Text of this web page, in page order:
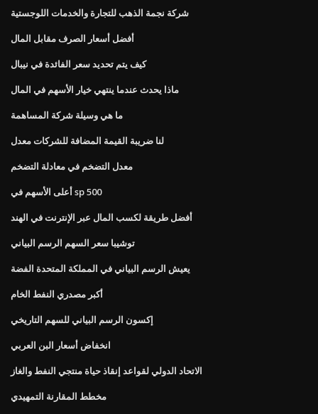
شركة نجمة الذهب للتجارة والخدمات اللوجستية
أفضل أسعار الصرف مقابل المال
كيف يتم تحديد سعر الفائدة في نيبال
ماذا يحدث عندما ينتهي خيار الأسهم في المال
ما هي وسيلة شركة المساهمة
لنا ضريبة القيمة المضافة للشركات معدل
معدل التضخم في معادلة التضخم
أعلى الأسهم في sp 500
أفضل طريقة لكسب المال عبر الإنترنت في الهند
توشيبا سعر السهم الرسم البياني
يعيش الرسم البياني في المملكة المتحدة الفضة
أكبر مصدري النفط الخام
إكسون الرسم البياني للسهم التاريخي
انخفاض أسعار البن العربي
الاتحاد الدولي لقواعد إنقاذ حياة منتجي النفط والغاز
مخطط المقارنة التمهيدي